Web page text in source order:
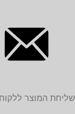
שליחת המוצר ללקוח